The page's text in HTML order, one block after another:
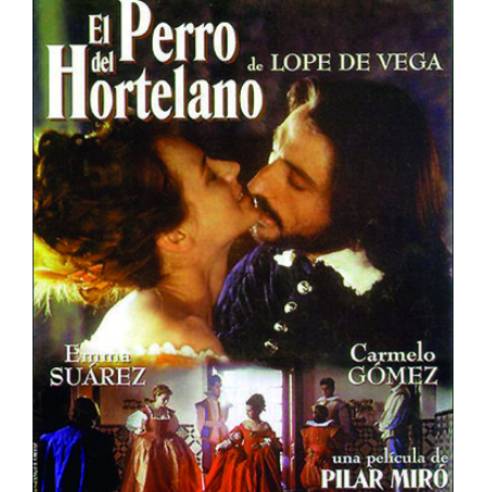
El Perro Del Hortelano
España Muestra de Cine Español 2024